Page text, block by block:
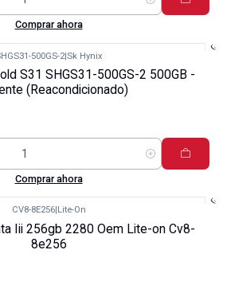
Comprar ahora
500GS-2|Sk Hynix
S31 SHGS31-500GS-2 500GB -
(Reacondicionado)
Comprar ahora
CV8-8E256| Lite-On
Iii 256gb 2280 Oem Lite-on Cv8-
8e256